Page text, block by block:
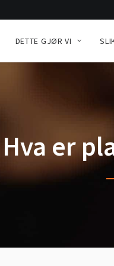
DETTE GJØR VI
Hva er